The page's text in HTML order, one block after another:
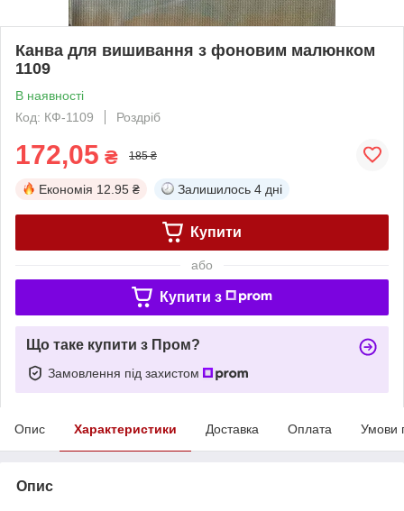
Канва для вишивання з фоновим малюнком
1109
В наявності
Код: КФ-1109
Роздріб
172,05 ₴ 185 ₴
Економія 12.95 ₴ Залишилось 4 дні
Купити
або
Купити з
Що таке купити з Пром?
Замовлення під захистом
Опис Характеристики Доставка Оплата Умови
Опис